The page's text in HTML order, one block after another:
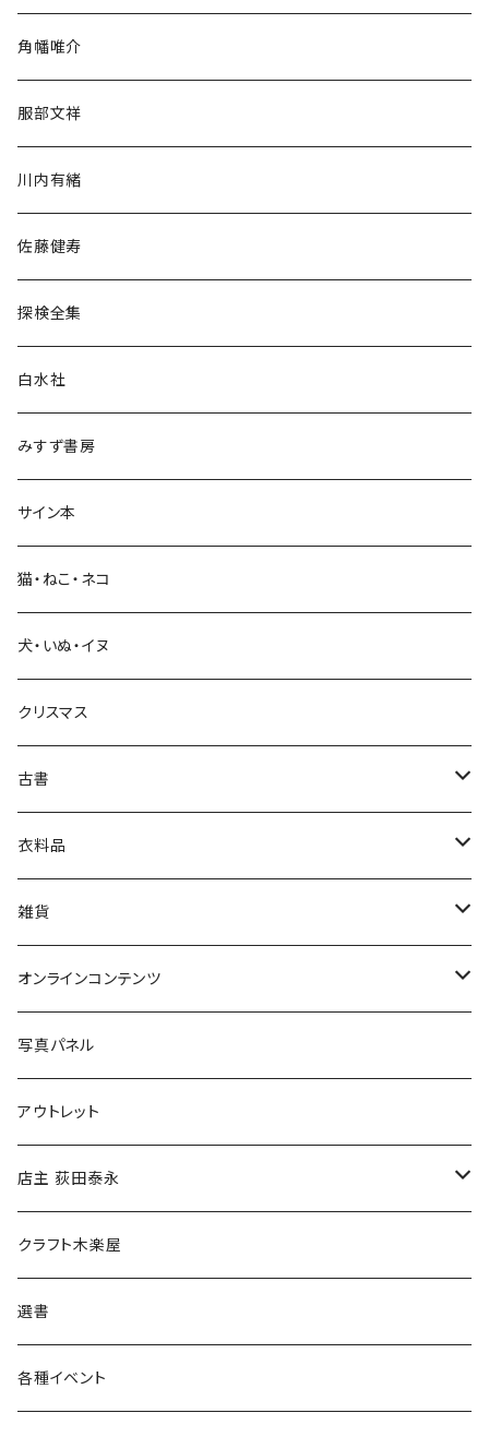
民族・風習
言語・ことば
生活・暮らし
芸術・絵画・写真
絵本・児童書
娯楽・エンターテインメント
角幡唯介
服部文祥
川内有緒
佐藤健寿
探検全集
白水社
みすず書房
サイン本
猫・ねこ・ネコ
犬・いぬ・イヌ
クリスマス
古書
古書セット
美術
衣料品
POLEWARDS
Tシャツ
雑貨
バッグ
ブックカバー
マグカップ
傘
食料品
その他
オンラインコンテンツ
冒険クロストーク
写真パネル
アウトレット
店主 荻田泰永
書籍
ウェア
クラフト木楽屋
選書
各種イベント